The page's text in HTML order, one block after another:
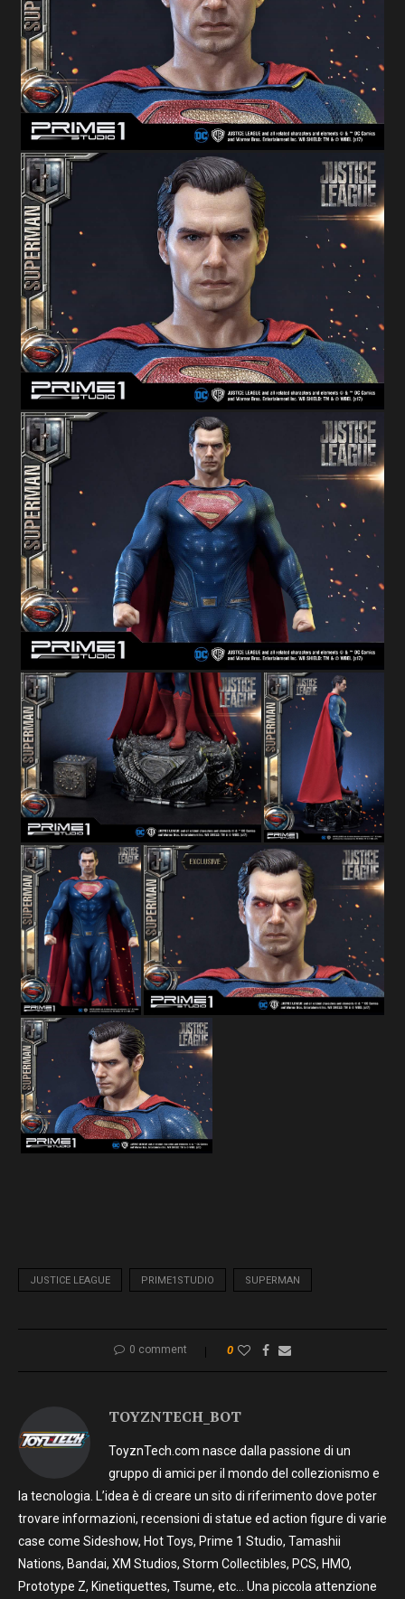
JUSTICE LEAGUE PRIME1STUDIO SUPERMAN
0 comment 0
TOYZNTECH_BOT
ToyznTech.com nasce dalla passione di un
gruppo di amici per il mondo del collezionismo e
la tecnologia. L’idea è di creare un sito di riferimento dove poter
trovare informazioni, recensioni di statue ed action figure di varie
case come Sideshow, Hot Toys, Prime 1 Studio, Tamashii
Nations, Bandai, XM Studios, Storm Collectibles, PCS, HMO,
Prototype Z, Kinetiquettes, Tsume, etc… Una piccola attenzione